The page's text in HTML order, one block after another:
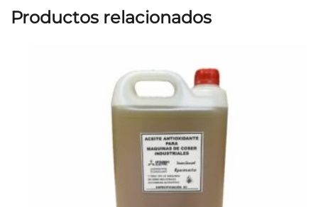
Productos relacionados